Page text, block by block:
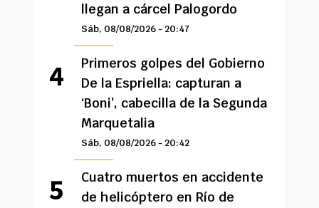
llegan a cárcel Palogordo
Sáb, 08/08/2026 - 20:47
Primeros golpes del Gobierno
De la Espriella: capturan a
‘Boni’, cabecilla de la Segunda
Marquetalia
Sáb, 08/08/2026 - 20:42
Cuatro muertos en accidente
de helicóptero en Río de